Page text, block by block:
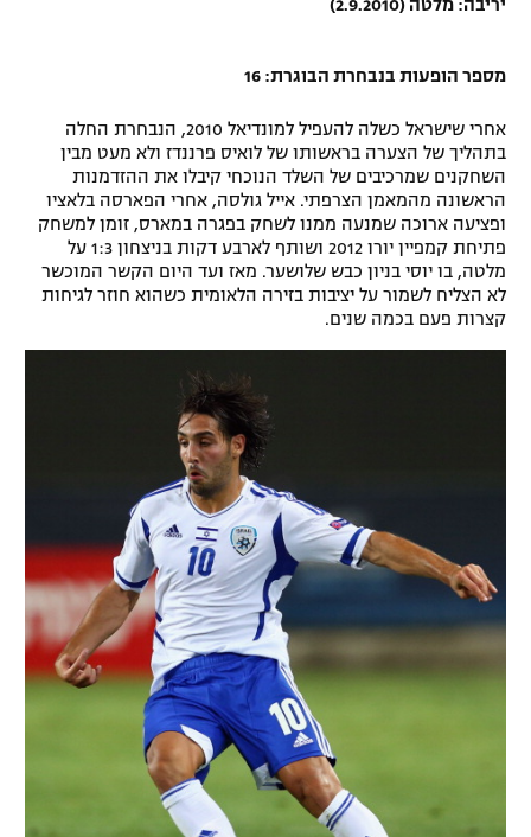
יריבה: מלטה (2.9.2010)
מספר הופעות בנבחרת הבוגרת: 16
אחרי שישראל כשלה להעפיל למונדיאל 2010, הנבחרת החלה
בתהליך של הצערה בראשותו של לואיס פרננדז ולא מעט מבין
השחקנים שמרכיבים של השלד הנוכחי קיבלו את ההזדמנות
הראשונה מהמאמן הצרפתי. אייל גולסה, אחרי הפארסה בלאציו
ופציעה ארוכה שמנעה ממנו לשחק בפגרה במארס, זומן למשחק
פתיחת קמפיין יורו 2012 ושותף לארבע דקות בניצחון 1:3 על
מלטה, בו יוסי בניון כבש שלושער. מאז ועד היום הקשר המוכשר
לא הצליח לשמור על יציבות בזירה הלאומית כשהוא חוזר לגיחות
קצרות פעם בכמה שנים.